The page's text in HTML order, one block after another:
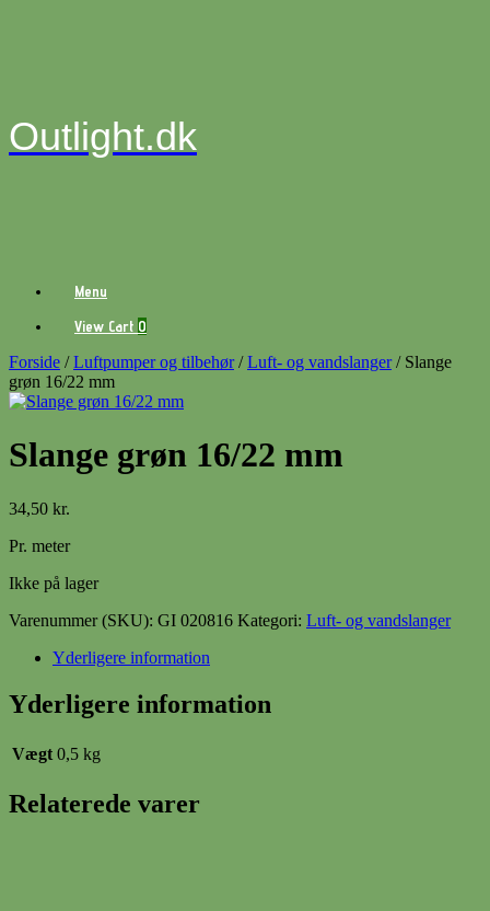
Outlight.dk
Menu
View
cart
View Cart 0
Forside /Luftpumper og tilbehør/Luft- og vandslanger/ Slange
grøn 16/22 mm
Slange grøn 16/22 mm
34,50 kr.
Pr. meter
Ikke på lager
Varenummer (SKU): GI 020816 Kategori: Luft- og vandslanger
Yderligere information
Yderligere information
Vægt 0,5 kg
Relaterede varer